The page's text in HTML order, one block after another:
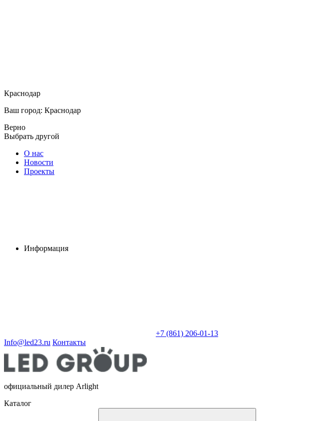
Краснодар
Ваш город: Краснодар
Верно
Выбрать другой
О нас
Новости
Проекты
Информация
+7 (861) 206-01-13
Info@led23.ru Контакты
официальный дилер Arlight
Каталог